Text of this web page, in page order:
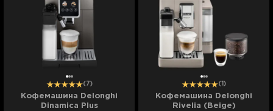
(7)
Кофемашина Delonghi
Dinamica Plus
(1)
Кофемашина Delonghi
Rivelia (Beige)